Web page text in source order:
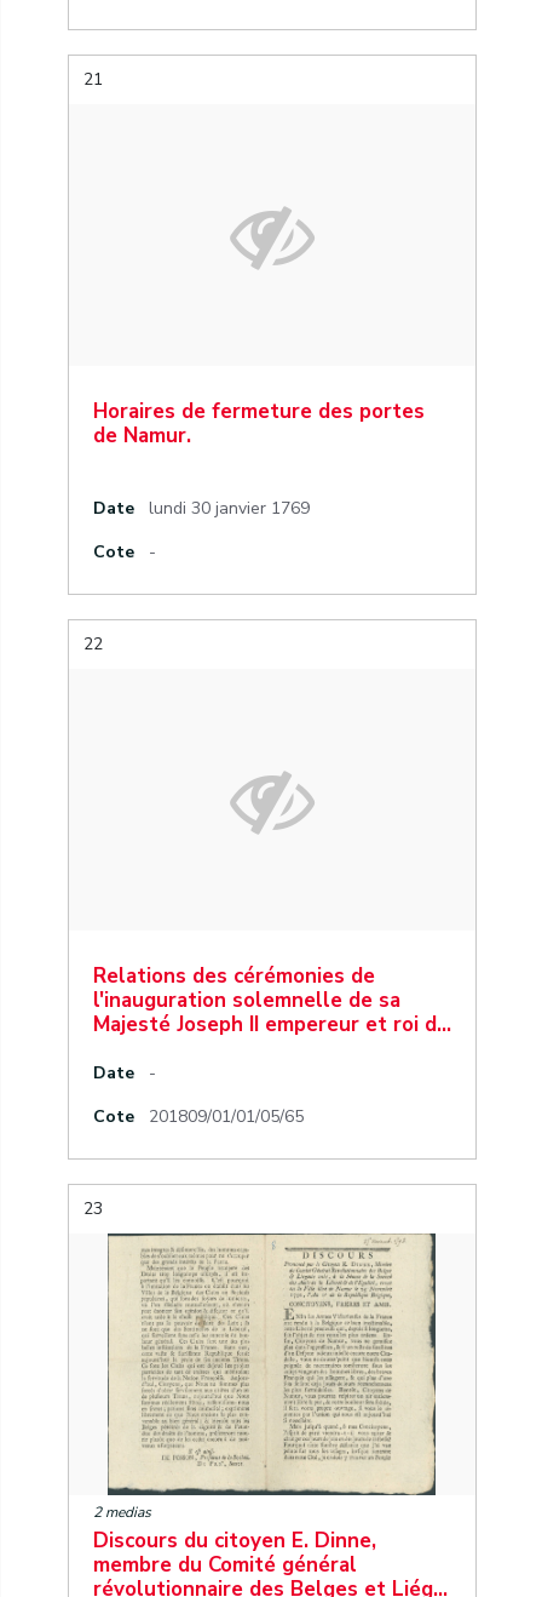
21
Horaires de fermeture des portes
de Namur.
Date
lundi 30 janvier 1769
Cote
-
22
Relations des cérémonies de
l'inauguration solemnelle de sa
Majesté Joseph II empereur et roi d…
Date
-
Cote
201809/01/01/05/65
23
2 medias
Discours du citoyen E. Dinne,
membre du Comité général
révolutionnaire des Belges et Liég…